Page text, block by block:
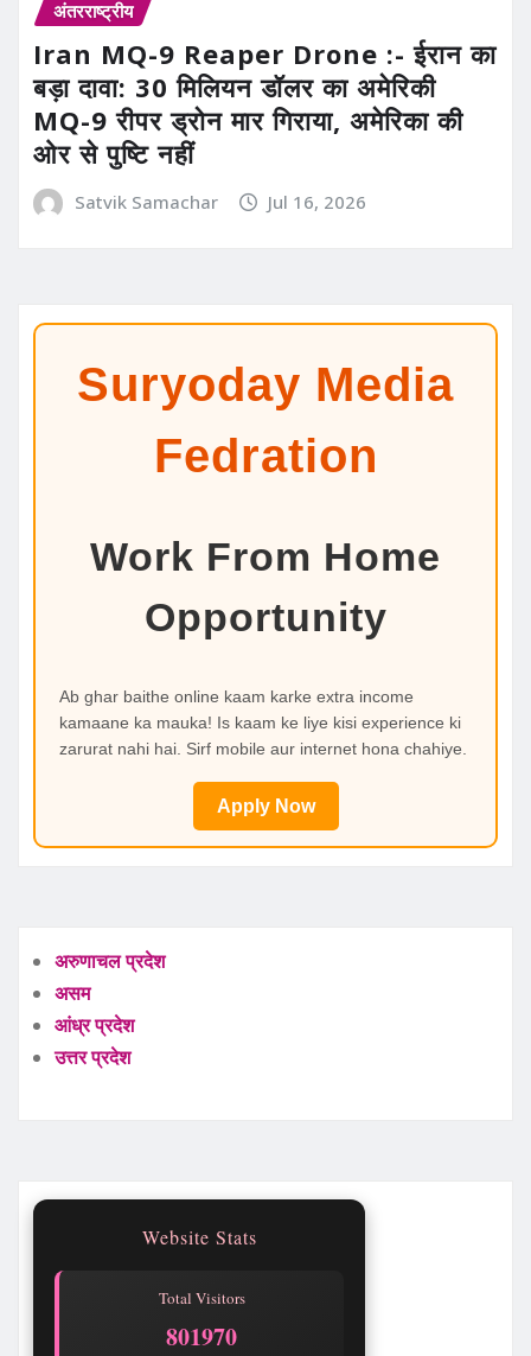
अंतरराष्ट्रीय
Iran MQ-9 Reaper Drone :- ईरान का
बड़ा दावा: 30 मिलियन डॉलर का अमेरिकी
MQ-9 रीपर ड्रोन मार गिराया, अमेरिका की
ओर से पुष्टि नहीं
Satvik Samachar Jul 16, 2026
Suryoday Media
Fedration
Work From Home
Opportunity
Ab ghar baithe online kaam karke extra income
kamaane ka mauka! Is kaam ke liye kisi experience ki
zarurat nahi hai. Sirf mobile aur internet hona chahiye.
Apply Now
अरुणाचल प्रदेश
असम
आंध्र प्रदेश
उत्तर प्रदेश
Website Stats
Total Visitors
801970